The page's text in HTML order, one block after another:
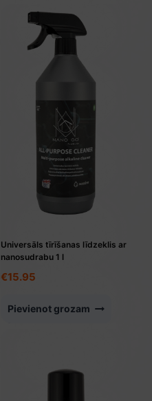
Universāls tīrīšanas līdzeklis ar
nanosudrabu 1 l
€15.95
Pievienot grozam